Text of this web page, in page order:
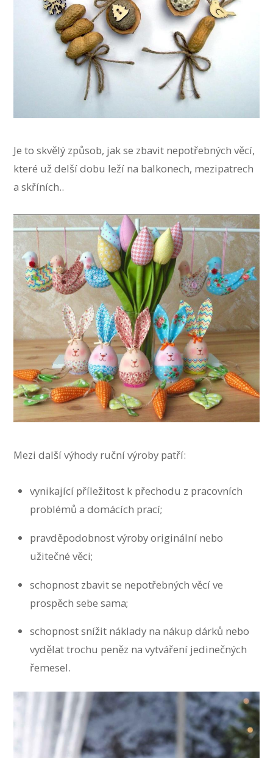
Je to skvělý způsob, jak se zbavit nepotřebných věcí,
které už delší dobu leží na balkonech, mezipatrech
a skříních..
Mezi další výhody ruční výroby patří:
vynikající příležitost k přechodu z pracovních
problémů a domácích prací;
pravděpodobnost výroby originální nebo
užitečné věci;
schopnost zbavit se nepotřebných věcí ve
prospěch sebe sama;
schopnost snížit náklady na nákup dárků nebo
vydělat trochu peněz na vytváření jedinečných
řemesel.